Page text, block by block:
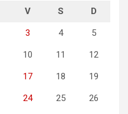
V S D
3 4 5
10 11 12
17 18 19
24 25 26